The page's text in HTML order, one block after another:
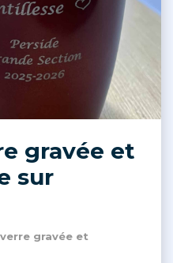
gravée et
sur
gravée et